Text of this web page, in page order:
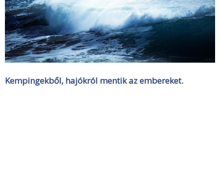
Kempingekből, hajókról mentik az embereket.